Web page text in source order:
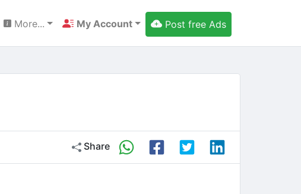
More... My Account Post free Ads
Share